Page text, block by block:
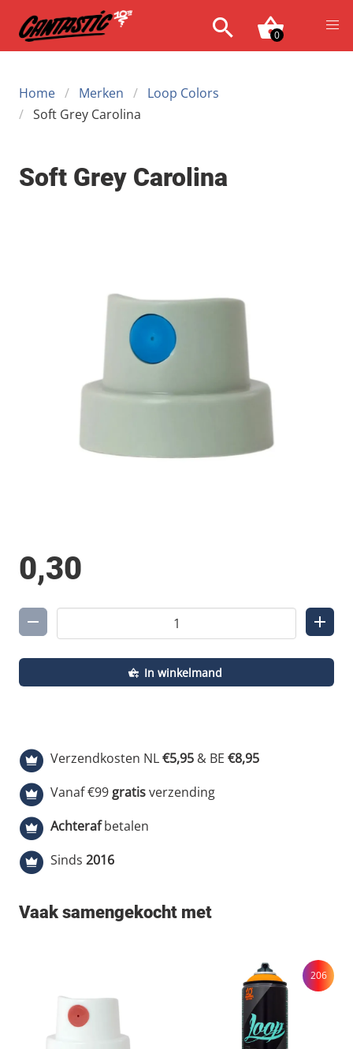
0
Home Merken
Loop Colors
Soft Grey Carolina
Soft Grey Carolina
0,30
In winkelmand
Verzendkosten NL€5,95 & BE €8,95
Vanaf €99 gratisverzending
Achterafbetalen
Sinds 2016
Vaak samengekocht met
206